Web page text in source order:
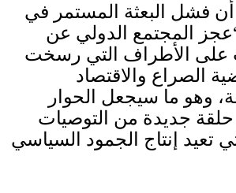
أن فشل البعثة المستمر في
عجز المجتمع الدولي عن
على الأطراف التي رسخت
الصراع والاقتصاد
وهو ما سيجعل الحوار
حلقة جديدة من التوصيات
تعيد إنتاج الجمود السياسي